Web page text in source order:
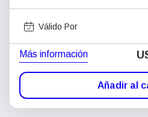
Válido Por
Más información
Añadir al